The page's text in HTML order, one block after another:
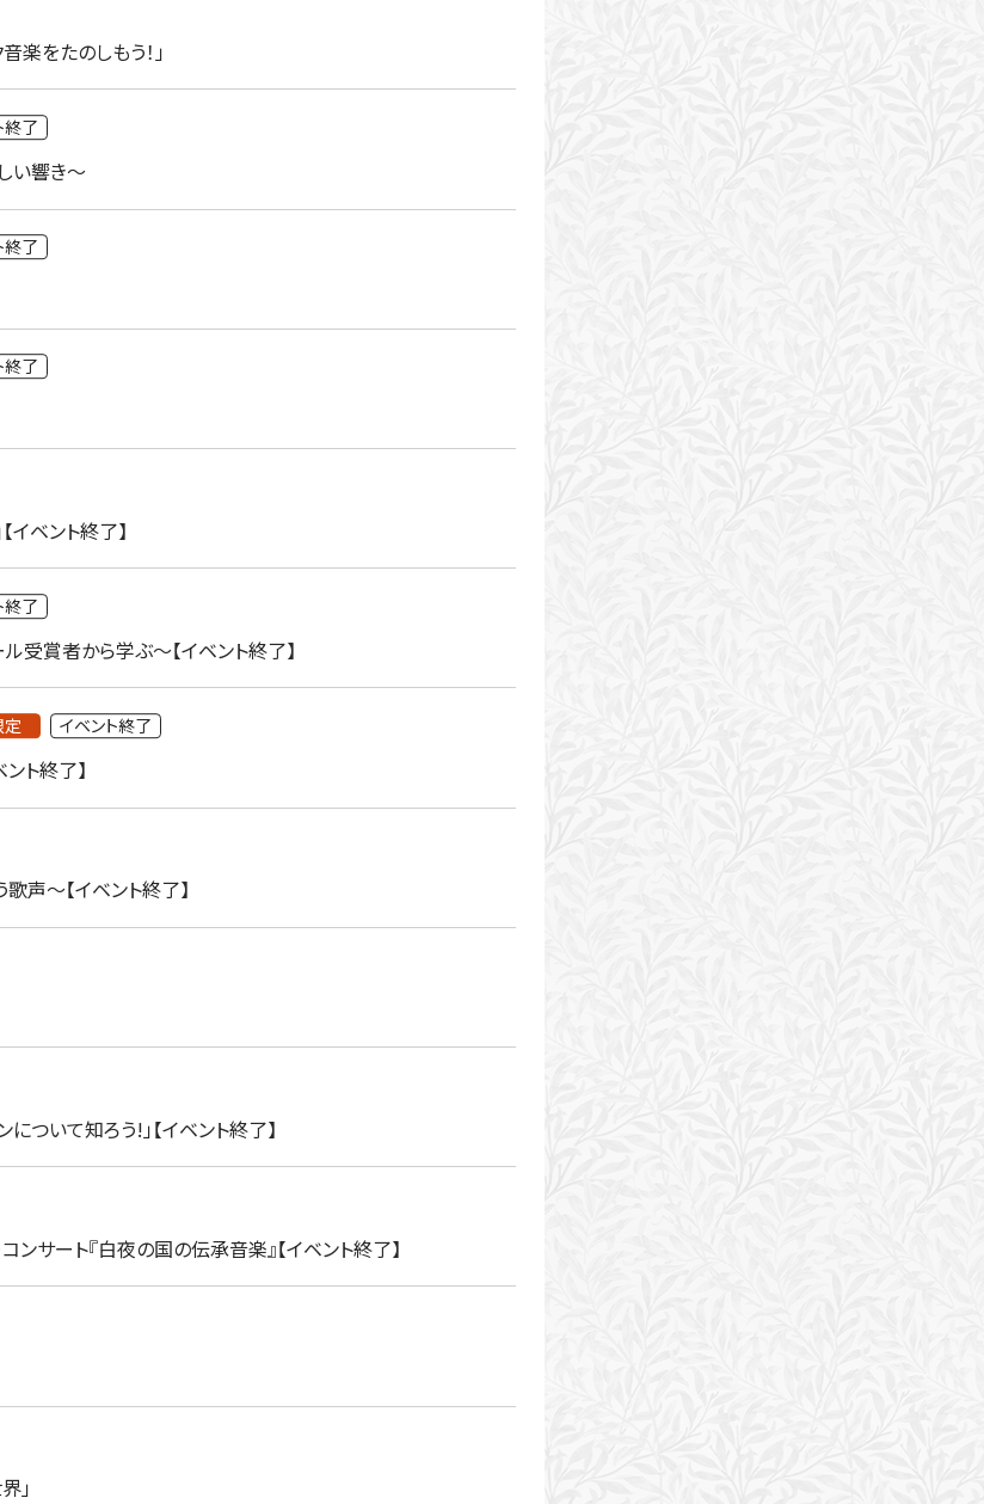
をたのしもう！」
終了
い響き～
終了
終了
ベント終了】
終了
受賞者から学ぶ～【イベント終了】
イベント終了
ト終了】
声～【イベント終了】
いて知ろう!」【イベント終了】
サート『白夜の国の伝承音楽』【イベント終了】
」